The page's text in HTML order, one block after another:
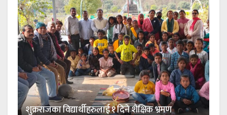
शुक्रराजका विद्यार्थीहरुलाई १ दिने शैक्षिक भ्रमण